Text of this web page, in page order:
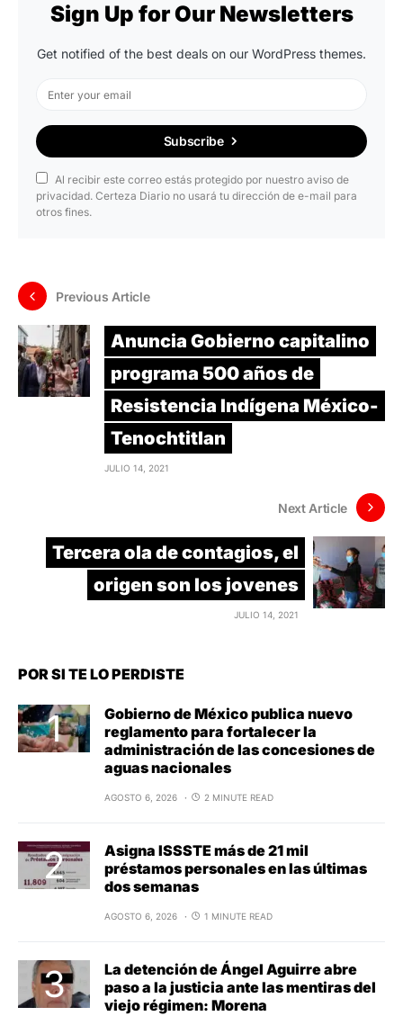
Sign Up for Our Newsletters
Get notified of the best deals on our WordPress themes.
Subscribe
Al recibir este correo estás protegido por nuestro aviso de
privacidad. Certeza Diario no usará tu dirección de e-mail para
otros fines.
Previous Article
Anuncia Gobierno capitalino
programa 500 años de
Resistencia Indígena México-
Tenochtitlan
JULIO 14, 2021
Next Article
Tercera ola de contagios, el
origen son los jovenes
JULIO 14, 2021
POR SI TE LO PERDISTE
Gobierno de México publica nuevo
reglamento para fortalecer la
administración de las concesiones de
aguas nacionales
AGOSTO 6, 2026 2 MINUTE READ
Asigna ISSSTE más de 21 mil
préstamos personales en las últimas
dos semanas
AGOSTO 6, 2026 1 MINUTE READ
La detención de Ángel Aguirre abre
paso a la justicia ante las mentiras del
viejo régimen: Morena